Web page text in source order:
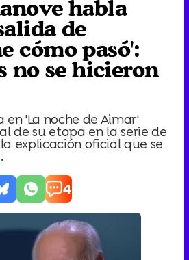
habla
de
cómo pasó':
no se hicieron
en 'La noche de Aimar'
de su etapa en la serie de
explicación oficial que se
4